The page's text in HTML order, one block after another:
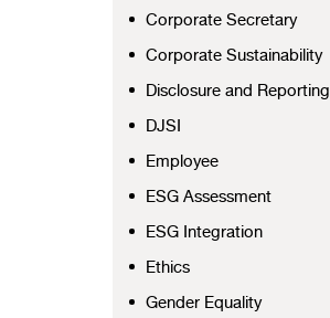
Corporate Secretary
Corporate Sustainability
Disclosure and Reporting
DJSI
Employee
ESG Assessment
ESG Integration
Ethics
Gender Equality